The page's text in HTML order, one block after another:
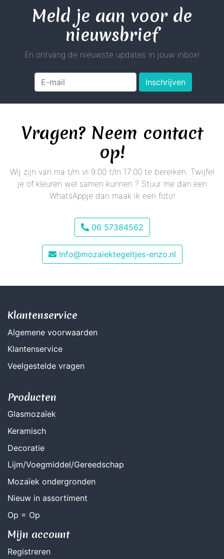
Meld je aan voor de
nieuwsbrief
En ontvang de nieuwste updates in jouw inbox!
Inschrijven
Vragen? Neem contact
op!
Wij zijn van ma t/m vr 9:00 t/m 17:00 te bereiken. Twijfel
je of kleuren wel samen kunnen ? Stuur me dan een
WhatsAppje dan maak ik een foto!
06 57384562
Info@mozaiektegeltjes-enzo.nl
Klantenservice
Algemene voorwaarden
Klantenservice
Veelgestelde vragen
Producten
Glasmozaïek
Keramisch
Decoratie
Lijm/Voegmiddel/Gereedschap
Mozaïek ondergronden
Nieuw in assortiment
Op = Op
Mijn account
Registreren